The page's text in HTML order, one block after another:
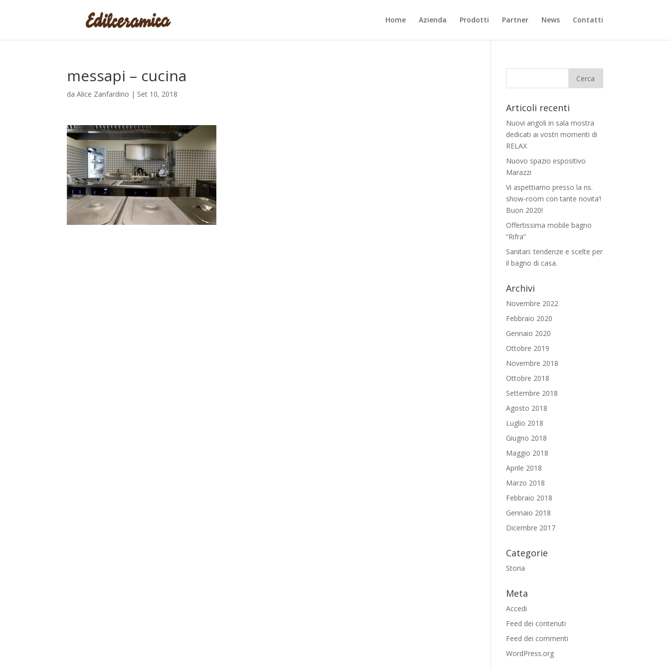
Home Azienda Prodotti Partner News Contatti
messapi – cucina
daAlice Zanfardino | Set 10, 2018
Articoli recenti
Nuovi angoli in sala mostra
dedicati ai vostri momenti di
RELAX
Nuovo spazio espositivo
Marazzi
Vi aspettiamo presso la ns.
show-room con tante novita’!
Buon 2020!
Offertissima mobile bagno
“Rifra”
Sanitari: tendenze e scelte per
il bagno di casa.
Archivi
Novembre 2022
Febbraio 2020
Gennaio 2020
Ottobre 2019
Novembre 2018
Ottobre 2018
Settembre 2018
Agosto 2018
Luglio 2018
Giugno 2018
Maggio 2018
Aprile 2018
Marzo 2018
Febbraio 2018
Gennaio 2018
Dicembre 2017
Categorie
Storia
Meta
Accedi
Feed dei contenuti
Feed dei commenti
WordPress.org